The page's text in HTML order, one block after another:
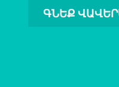
ԳՆԵՔ